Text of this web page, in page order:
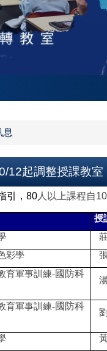
息
12起調整授課教室
引，80 人以上課程自
授
彩學
育軍事訓練-國防科
育軍事訓練-國防科